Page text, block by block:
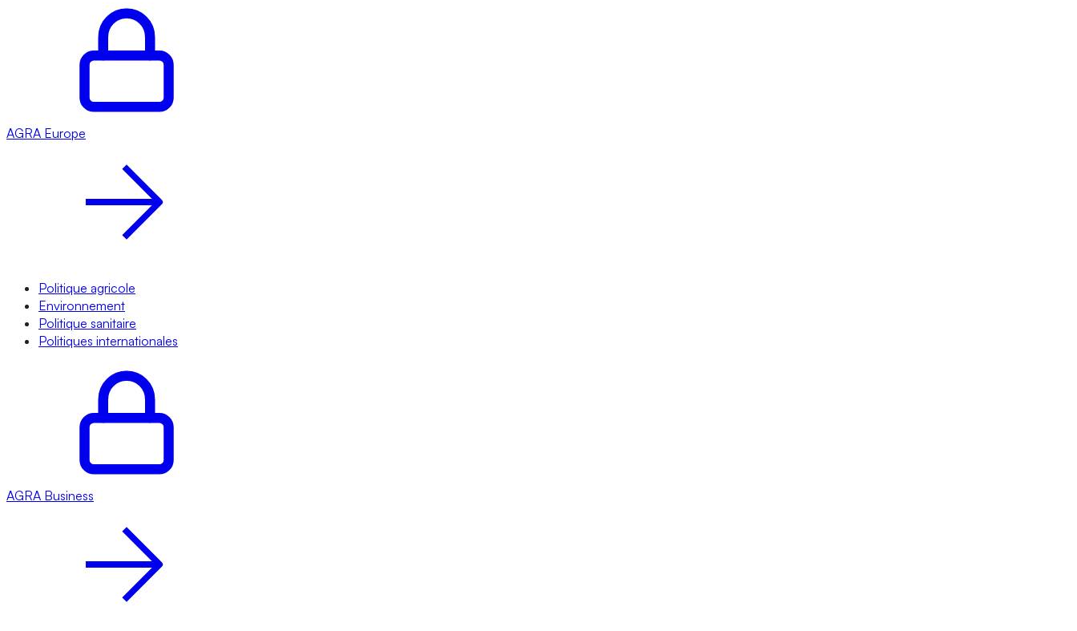
AGRA Europe
Politique agricole
Environnement
Politique sanitaire
Politiques internationales
AGRA Business